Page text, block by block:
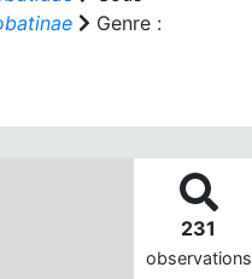
Genre :
231
observations